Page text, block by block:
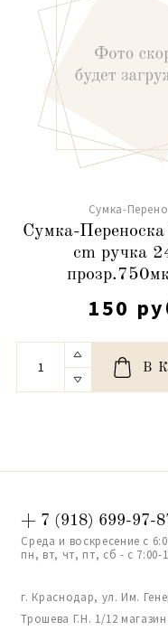
Сумка-
Сумка-
cm ручка
150
В
+ 7 (918) 699-97-
Среда и воскресение с
пн, вт, чт, пт, сб - с 7:00-
г. Краснодар, ул. Им.
Трошева Г.Н. 1/12 магазин